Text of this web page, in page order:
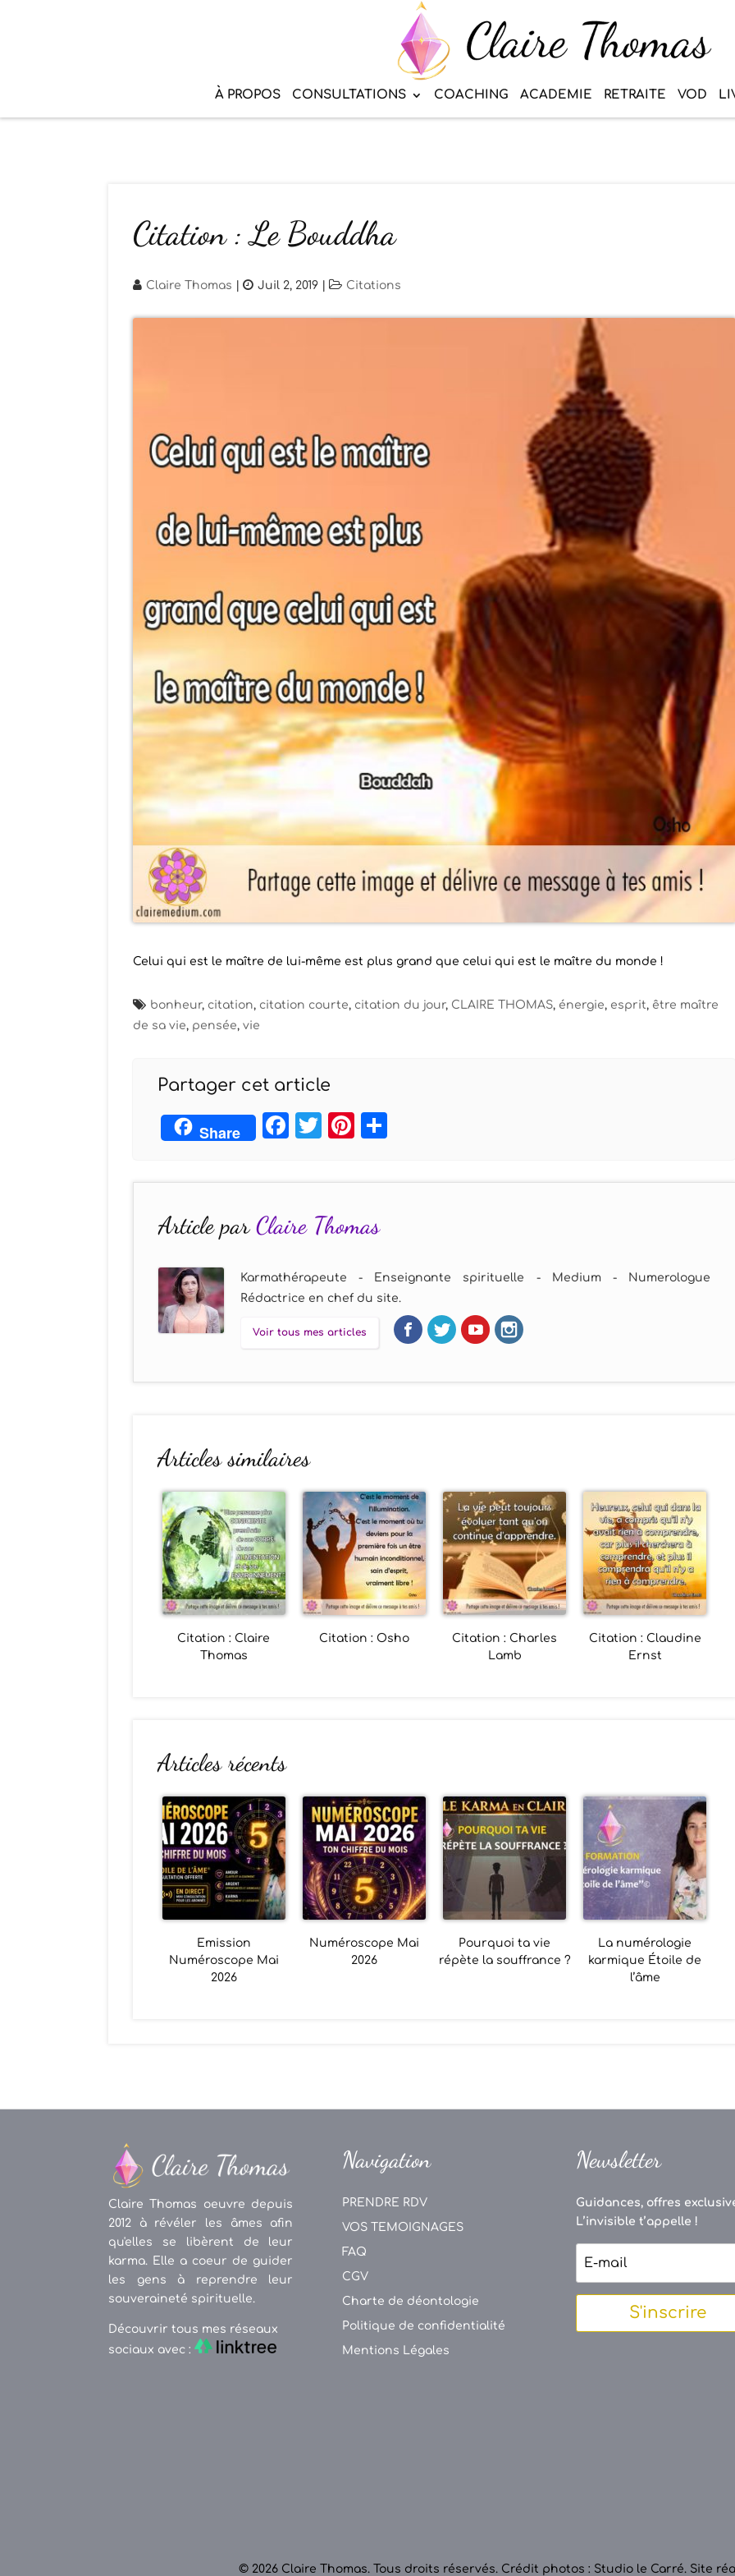
À PROPOS CONSULTATIONS COACHING ACADEMIE RETRAITE VOD
Citation : Le Bouddha
Claire Thomas Juil 2, 2019 Citations
Celui qui est le maître de lui-même est plus grand que celui qui est le maître du monde !
bonheur, citation, citation courte, citation du jour, CLAIRE THOMAS, énergie, esprit, être maître
de sa vie, pensée, vie
Partager cet article
Share Facebook
TwitterPinterest
Article parClaire Thomas
Karmathérapeute - Enseignante spirituelle - Medium - Numerologue
Rédactrice en chef du site.
Voir tous mes articles
Articles similaires
Citation : Claire
Thomas
Citation : Osho
Citation : Charles
Lamb
Citation : Claudine
Ernst
Articles récents
Emission
Numéroscope Mai
2026
Numéroscope Mai
2026
Pourquoi ta vie
répète la souffrance ?
La numérologie
karmique Étoile de
l’âme
Claire Thomas oeuvre depuis
2012 à révéler les âmes afin
qu'elles se libèrent de leur
karma. Elle a coeur de guider
les gens à reprendre leur
souveraineté spirituelle.
Découvrir tous mes réseaux
sociaux avec :
Navigation
PRENDRE RDV
VOS TEMOIGNAGES
FAQ
CGV
Charte de déontologie
Politique de confidentialité
Mentions Légales
Newsletter
Guidances, offres
L’invisible t’appelle !
S'inscrire
© 2026 Claire Thomas. Tous droits réservés. Crédit photos : Studio le Carré. Site